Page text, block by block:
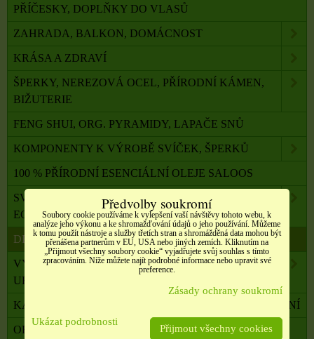
PŘÍČESKY, DOPLŇKY DO VLASŮ
ZAHRADA, BALKON, DOMÁCNOST
KRÁSA A ZDRAVÍ
ŠPERKY, NEREZOVÁ OCEL, PŘÍRODNÍ KÁMEN,
BIŽUTERIE
FENG SHUI, ORG. PYRAMIDY, LAPAČE SNŮ
KOMPONENTY K VÝROBĚ SVÍČEK, ŠPERKŮ
100 % PŘÍRODNÍ ESENCIÁLNÍ OLEJE SALOOS
SVÍČKY Z PALMOVÉHO A SÓJOVÉHO VOSKU
ECO
DRAHÉ A LÉČIVÉ KAMENY
VYKUŘOVADLA, VONNÉ TYČINKY A ŠIŠKY,
UHLÍKY
KADIDELNICE, PÍCKY, AROMALAMPY, VYKUŘOVÁNÍ
OBALOVÝ MATERIÁL, SATÉNOVÉ MAŠLE, SÁČKY,
Předvolby soukromí
Soubory cookie používáme k vylepšení vaší návštěvy tohoto webu, k
analýze jeho výkonu a ke shromažďování údajů o jeho používání. Můžeme
k tomu použít nástroje a služby třetích stran a shromážděná data mohou být
přenášena partnerům v EU, USA nebo jiných zemích. Kliknutím na
„Přijmout všechny soubory cookie“ vyjadřujete svůj souhlas s tímto
zpracováním. Níže můžete najít podrobné informace nebo upravit své
preference.
Zásady ochrany soukromí
Ukázat podrobnosti
Přijmout všechny cookies